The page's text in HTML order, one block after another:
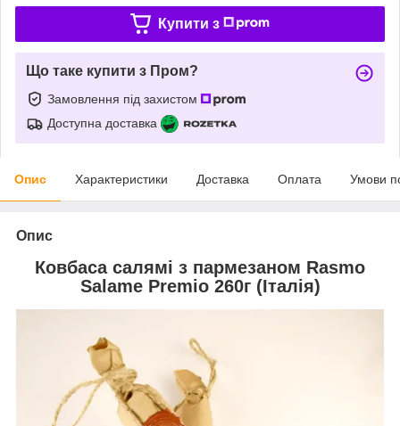
Купити з
Що таке купити з Пром?
Замовлення під захистом
Доступна доставка
Опис Характеристики Доставка Оплата Умови
Опис
Ковбаса салямі з пармезаном Rasmo
Salame Premio 260г (Італія)